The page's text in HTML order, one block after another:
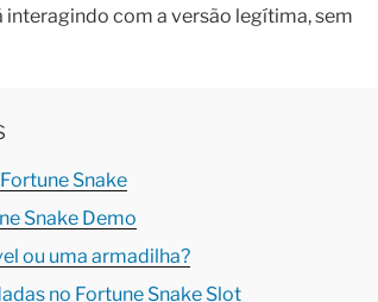
interagindo com a versão legítima, sem
Snake
Snake Demo
ou uma armadilha?
no Fortune Snake Slot